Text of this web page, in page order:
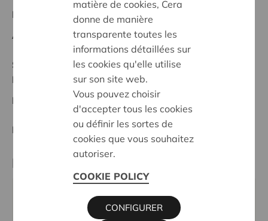
Regionales Projekt
Anfangsdatum:11/05/2026
Stand :
In treatment
Dender-Zwalm
Datum:
11/05/2026
Entscheidung:Approved
Partner
Koninklijke Harmonie Con Animo Oosterzele vzw,
Meulestraat 29, 9521 SINT-LIEVENS-HOUTEM
matière de cookies, Cera
donne de manière
transparente toutes les
informations détaillées sur
les cookies qu'elle utilise
sur son site web.
Vous pouvez choisir
d'accepter tous les cookies
ou définir les sortes de
cookies que vous souhaitez
autoriser.
COOKIE POLICY
CONFIGURER